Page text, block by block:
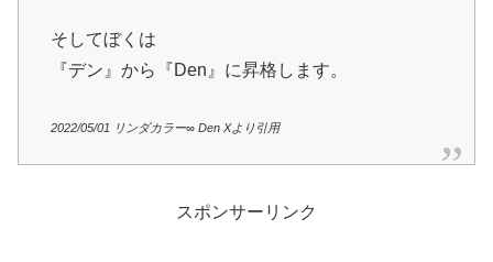
そしてぼくは
『デン』から『Den』に昇格します。
2022/05/01 リンダカラー∞ Den Xより引用
スポンサーリンク